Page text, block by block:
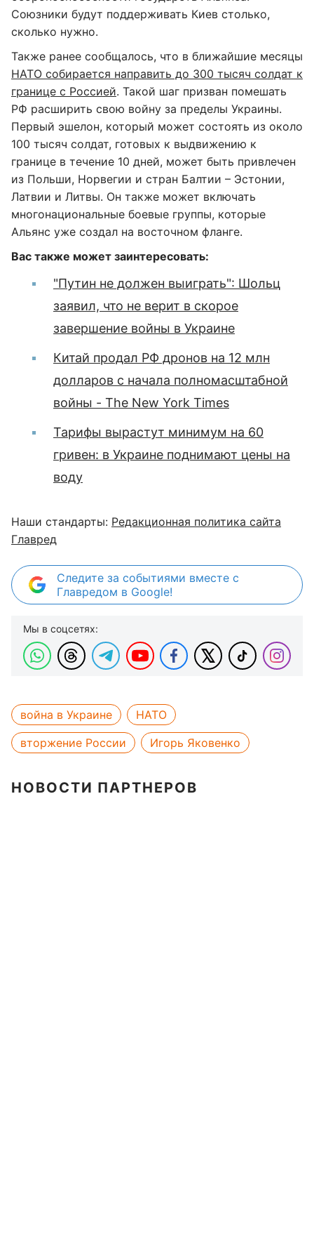
Союзники будут поддерживать Киев столько,
сколько нужно.
Также ранее сообщалось, что в ближайшие месяцы
НАТО собирается направить до 300 тысяч солдат к
границе с Россией. Такой шаг призван помешать
РФ расширить свою войну за пределы Украины.
Первый эшелон, который может состоять из около
100 тысяч солдат, готовых к выдвижению к
границе в течение 10 дней, может быть привлечен
из Польши, Норвегии и стран Балтии – Эстонии,
Латвии и Литвы. Он также может включать
многонациональные боевые группы, которые
Альянс уже создал на восточном фланге.
Вас также может заинтересовать:
"Путин не должен выиграть": Шольц
заявил, что не верит в скорое
завершение войны в Украине
Китай продал РФ дронов на 12 млн
долларов с начала полномасштабной
войны - The New York Times
Тарифы вырастут минимум на 60
гривен: в Украине поднимают цены на
воду
Наши стандарты: Редакционная политика сайта
Главред
Следите за событиями вместе с
Главредом в Google!
Мы в соцсетях:
война в Украине
НАТО
вторжение России
Игорь Яковенко
НОВОСТИ ПАРТНЕРОВ